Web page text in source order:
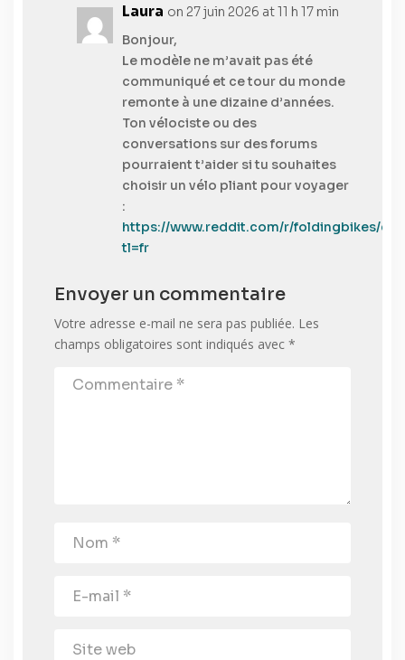
Laura on 27 juin 2026 at 11 h 17 min
Bonjour,
Le modèle ne m’avait pas été
communiqué et ce tour du monde
remonte à une dizaine d’années.
Ton vélociste ou des
conversations sur des forums
pourraient t’aider si tu souhaites
choisir un vélo pliant pour voyager
:
https://www.reddit.com/r/foldingbikes/
tl=fr
Envoyer un commentaire
Votre adresse e-mail ne sera pas publiée. Les
champs obligatoires sont indiqués avec *